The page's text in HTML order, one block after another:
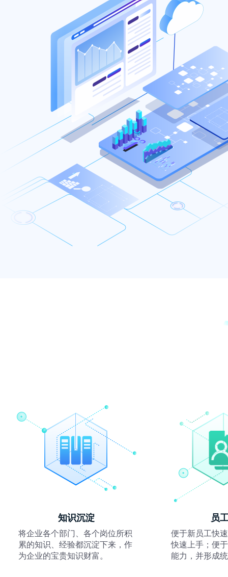
知识沉淀
将企业各个部门、各个岗位所积
累的知识、经验都沉淀下来，作
为企业的宝贵知识财富。
员
便于新员工快
快速上手；便
能力，并形成